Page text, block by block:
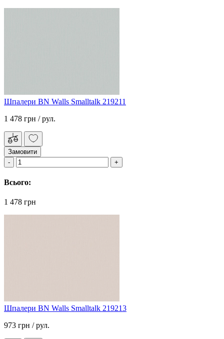
Шпалери BN Walls Smalltalk 219211
1 478 грн / рул.
Замовити
Всього:
1 478 грн
Шпалери BN Walls Smalltalk 219213
973 грн / рул.